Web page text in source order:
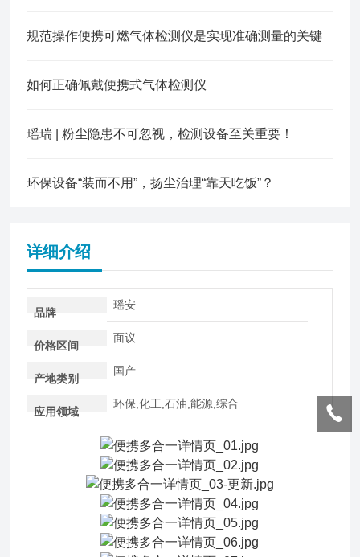
规范操作便携可燃气体检测仪是实现准确测量的关键
如何正确佩戴便携式气体检测仪
瑶瑞 | 粉尘隐患不可忽视，检测设备至关重要！
环保设备“装而不用”，扬尘治理“靠天吃饭”？
详细介绍
品牌
瑶安
价格区间
面议
产地类别
国产
应用领域
环保,化工,石油,能源,综合